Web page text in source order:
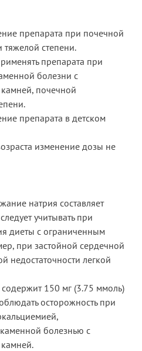
препарата при почечной
тяжелой степени.
препарата при
болезни с
почечной
препарата в детском
изменение дозы не
натрия составляет
учитывать при
диеты с ограниченным
при застойной сердечной
недостаточности легкой
150 мг (3.75 ммоль)
осторожность при
болезнью с